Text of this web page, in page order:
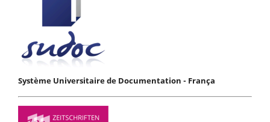
Système Universitaire de Documentation - França